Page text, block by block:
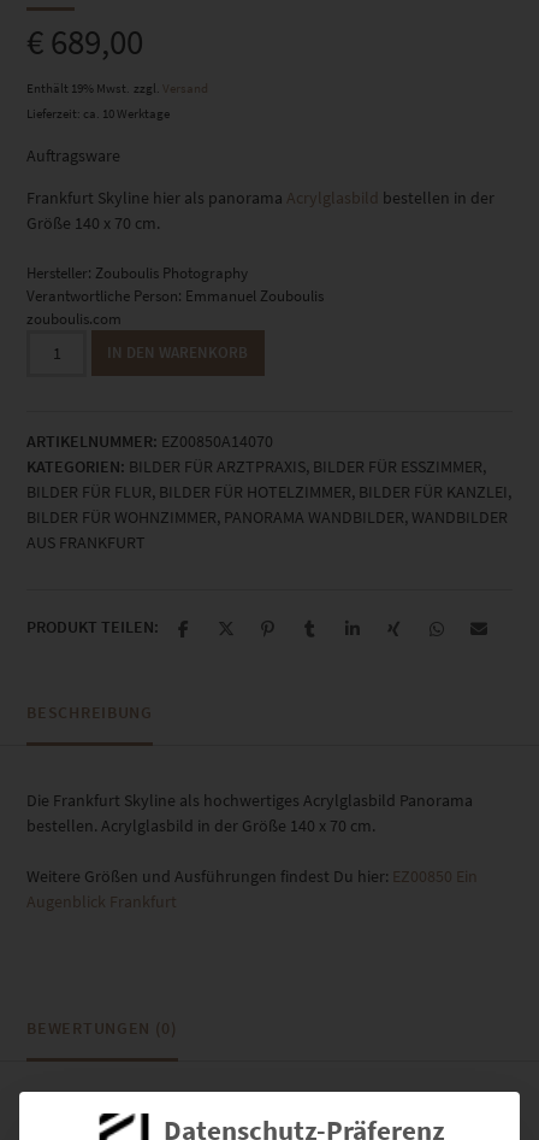
€ 689,00
Enthält 19% Mwst. zzgl.
Versand
Lieferzeit: ca. 10 Werktage
Auftragsware
Frankfurt Skyline hier als panorama Acrylglasbild bestellen in der
Größe 140 x 70 cm.
Hersteller: Zouboulis Photography
Verantwortliche Person: Emmanuel Zouboulis
zouboulis.com
Frankfurt
x
70
cm
Menge
IN DEN WARENKORB
ARTIKELNUMMER: EZ00850A14070
KATEGORIEN: BILDER FÜR ARZTPRAXIS, BILDER FÜR ESSZIMMER,
BILDER FÜR FLUR, BILDER FÜR HOTELZIMMER, BILDER FÜR KANZLEI,
BILDER FÜR WOHNZIMMER, PANORAMA WANDBILDER, WANDBILDER
AUS FRANKFURT
PRODUKT TEILEN:
BESCHREIBUNG
Die Frankfurt Skyline als hochwertiges Acrylglasbild Panorama
bestellen. Acrylglasbild in der Größe 140 x 70 cm.
Weitere Größen und Ausführungen findest Du hier: EZ00850 Ein
Augenblick Frankfurt
BEWERTUNGEN (0)
Datenschutz-Präferenz